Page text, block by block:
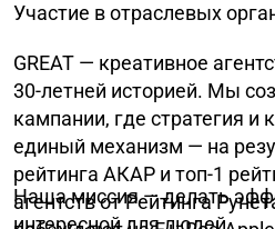
Участие в отраслевых
GREAT — креативное
30-летней историей. Мы
кампании, где стратегия и
единый механизм — на
рейтинга АКАР и топ-1
агентств от Рейтинга
Наша миссия — делать
интересной для людей.